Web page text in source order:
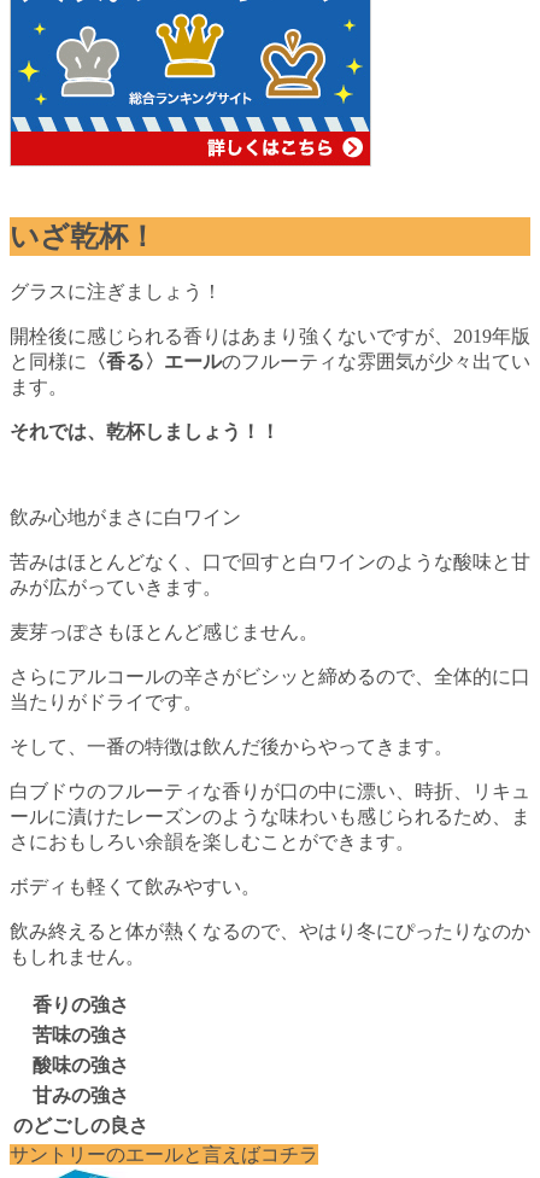
いざ乾杯！
グラスに注ぎましょう！
開栓後に感じられる香りはあまり強くないですが、2019年版
と同様に
〈香る〉エールのフルーティな雰囲気が少々出てい
ます。
それでは、乾杯しましょう！！
飲み心地がまさに白ワイン
苦みはほとんどなく、口で回すと白ワインのような酸味と甘
みが広がっていきます。
麦芽っぽさもほとんど感じません。
さらにアルコールの辛さがビシッと締めるので、全体的に口
当たりがドライです。
そして、一番の特徴は飲んだ後からやってきます。
白ブドウのフルーティな香りが口の中に漂い、時折、リキュ
ールに漬けたレーズンのような味わいも感じられるため、ま
さにおもしろい余韻を楽しむことができます。
ボディも軽くて飲みやすい。
飲み終えると体が熱くなるので、やはり冬にぴったりなのか
もしれません。
香りの強さ
苦味の強さ
酸味の強さ
甘みの強さ
のどごしの良さ
サントリーのエールと言えばコチラ